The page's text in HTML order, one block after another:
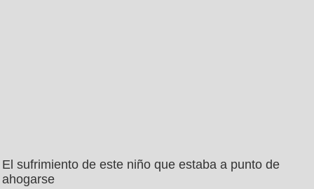
El sufrimiento de este niño que estaba a punto de
ahogarse